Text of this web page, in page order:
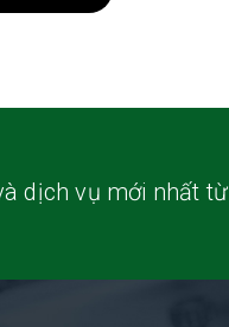
dịch vụ mới nhất từ